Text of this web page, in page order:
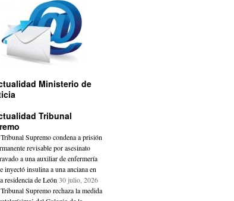
Ministerio de
Tribunal
Supremo condena a prisión
revisable por asesinato
a una auxiliar de enfermería
inyectó insulina a una anciana en
residencia de León 30 julio, 2026
Supremo rechaza la medida